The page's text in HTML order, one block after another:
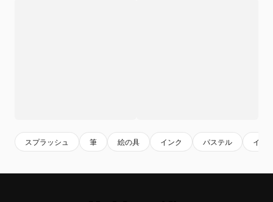
スプラッシュ 筆 絵の具 インク パステル イン